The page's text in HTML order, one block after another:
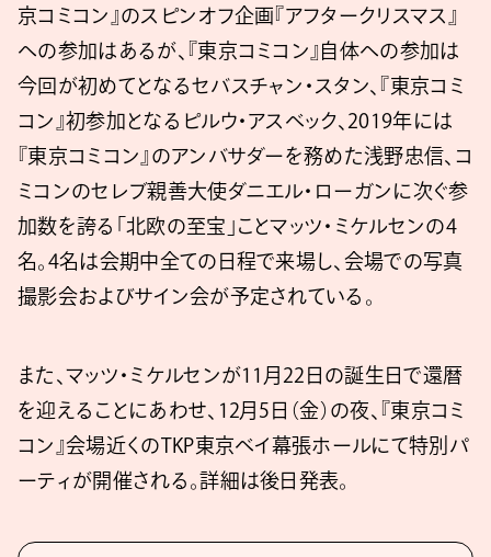
京コミコン』のスピンオフ企画『アフタークリスマス』
への参加はあるが、『東京コミコン』自体への参加は
今回が初めてとなるセバスチャン・スタン、『東京コミ
コン』初参加となるピルウ・アスベック、2019年には
『東京コミコン』のアンバサダーを務めた浅野忠信、コ
ミコンのセレブ親善大使ダニエル・ローガンに次ぐ参
加数を誇る「北欧の至宝」ことマッツ・ミケルセンの4
名。4名は会期中全ての日程で来場し、会場での写真
撮影会およびサイン会が予定されている。
また、マッツ・ミケルセンが11月22日の誕生日で還暦
を迎えることにあわせ、12月5日（金）の夜、『東京コミ
コン』会場近くのTKP東京ベイ幕張ホールにて特別パ
ーティが開催される。詳細は後日発表。